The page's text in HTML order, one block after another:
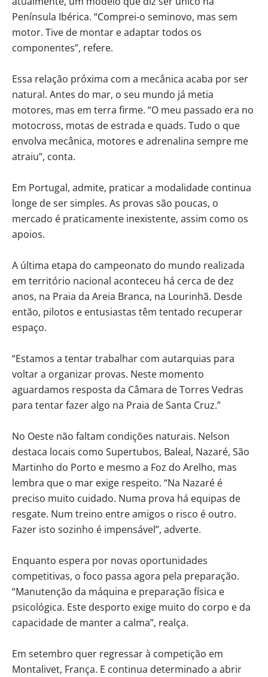
Península Ibérica. “Comprei-o seminovo, mas sem
motor. Tive de montar e adaptar todos os
componentes”, refere.
Essa relação próxima com a mecânica acaba por ser
natural. Antes do mar, o seu mundo já metia
motores, mas em terra firme. “O meu passado era no
motocross, motas de estrada e quads. Tudo o que
envolva mecânica, motores e adrenalina sempre me
atraiu”, conta.
Em Portugal, admite, praticar a modalidade continua
longe de ser simples. As provas são poucas, o
mercado é praticamente inexistente, assim como os
apoios.
A última etapa do campeonato do mundo realizada
em território nacional aconteceu há cerca de dez
anos, na Praia da Areia Branca, na Lourinhã. Desde
então, pilotos e entusiastas têm tentado recuperar
espaço.
“Estamos a tentar trabalhar com autarquias para
voltar a organizar provas. Neste momento
aguardamos resposta da Câmara de Torres Vedras
para tentar fazer algo na Praia de Santa Cruz.”
No Oeste não faltam condições naturais. Nelson
destaca locais como Supertubos, Baleal, Nazaré, São
Martinho do Porto e mesmo a Foz do Arelho, mas
lembra que o mar exige respeito. “Na Nazaré é
preciso muito cuidado. Numa prova há equipas de
resgate. Num treino entre amigos o risco é outro.
Fazer isto sozinho é impensável”, adverte.
Enquanto espera por novas oportunidades
competitivas, o foco passa agora pela preparação.
“Manutenção da máquina e preparação física e
psicológica. Este desporto exige muito do corpo e da
capacidade de manter a calma”, realça.
Em setembro quer regressar à competição em
Montalivet, França. E continua determinado a abrir